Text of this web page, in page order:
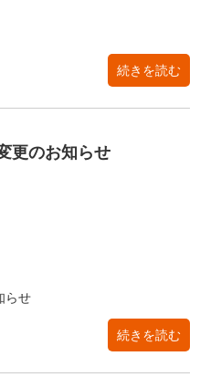
続きを読む
更のお知らせ
らせ
続きを読む